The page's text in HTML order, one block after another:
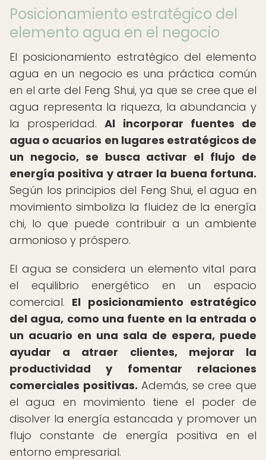
Posicionamiento estratégico del
elemento agua en el negocio
El posicionamiento estratégico del elemento
agua en un negocio es una práctica común
en el arte del Feng Shui, ya que se cree que el
agua representa la riqueza, la abundancia y
la prosperidad.Al incorporar fuentes de
agua o acuarios en lugares estratégicos de
un negocio, se busca activar el flujo de
energía positiva y atraer la buena fortuna.
Según los principios del Feng Shui, el agua en
movimiento simboliza la fluidez de la energía
chi, lo que puede contribuir a un ambiente
armonioso y próspero.
El agua se considera un elemento vital para
el equilibrio energético en un espacio
comercial. El posicionamiento estratégico
del agua, como una fuente en la entrada o
un acuario en una sala de espera, puede
ayudar a atraer clientes, mejorar la
productividad y fomentar relaciones
comerciales positivas. Además, se cree que
el agua en movimiento tiene el poder de
disolver la energía estancada y promover un
flujo constante de energía positiva en el
entorno empresarial.